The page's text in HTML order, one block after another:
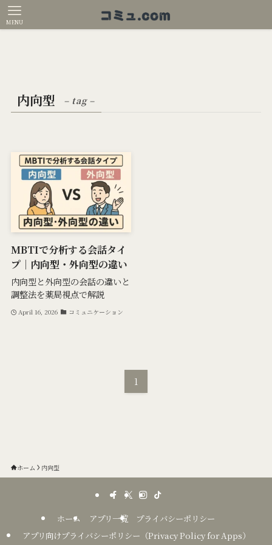
MENU
内向型 – tag –
MBTIで分析する会話タイ
プ｜内向型・外向型の違い
内向型と外向型の会話の違いと
調整法を薬局視点で解説
April 16, 2026 コミュニケーション
1
ホーム 内向型
ホーム アプリ一覧
プライバシーポリシー
アプリ向けプライバシーポリシー（Privacy Policy for Apps）